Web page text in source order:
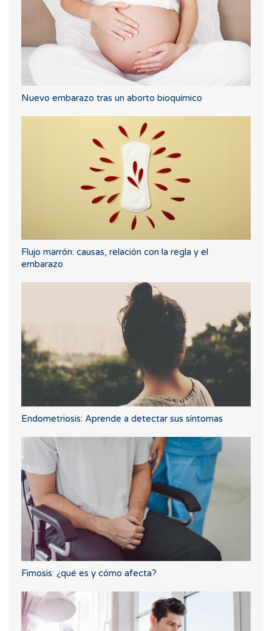
Nuevo embarazo tras un aborto bioquímico
Flujo marrón: causas, relación con la regla y el
embarazo
Endometriosis: Aprende a detectar sus síntomas
Fimosis: ¿qué es y cómo afecta?